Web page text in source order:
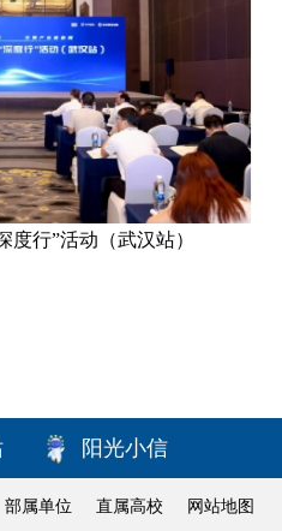
度行”活动（武汉站）
阳光小信
部属单位 直属高校 网站地图